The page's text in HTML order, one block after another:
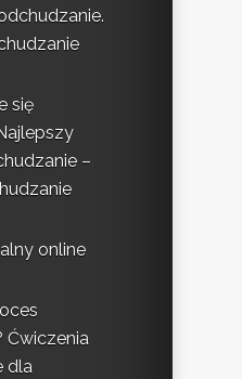
się
–
online
Ćwiczenia
dla